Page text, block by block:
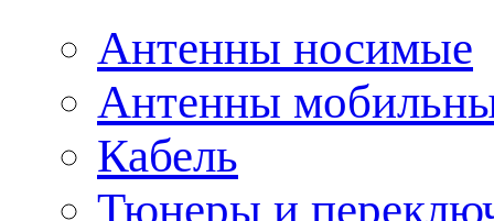
Антенны носимые
Антенны
Кабель
Тюнеры и